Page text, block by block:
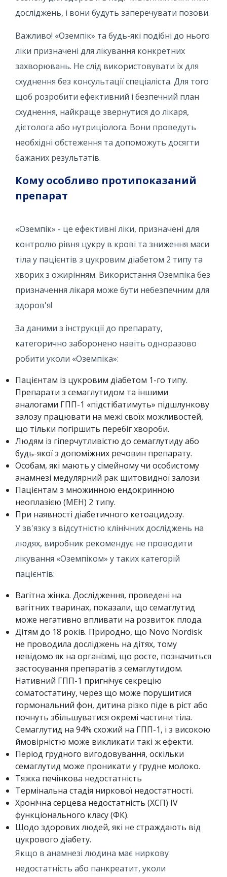
досліджень, і вони будуть заперечувати позови.
Важливо! «Оземпік» та будь-які подібні до нього
ліки призначені для лікування конкретних
захворювань. Не слід використовувати їх для
схуднення без консультації спеціаліста. Для того
щоб розробити ефективний і безпечний план
схуднення, найкраще звернутися до лікаря,
дієтолога або нутриціолога. Вони проведуть
необхідні обстеження та допоможуть досягти
бажаних результатів.
Кому особливо протипоказаний
препарат
«Оземпік» - це ефективні ліки, призначені для
контролю рівня цукру в крові та зниження маси
тіла у пацієнтів з цукровим діабетом 2 типу та
хворих з ожирінням. Використання Оземпіка без
призначення лікаря може бути небезпечним для
здоров'я!
За даними з інструкції до препарату,
категорично заборонено навіть одноразово
робити уколи «Оземпіка»:
Пацієнтам із цукровим діабетом 1-го типу.
Препарати з семаглутидом та іншими
аналогами ГПП-1 «підстібатимуть» підшлункову
залозу працювати на межі своїх можливостей,
що тільки погіршить перебіг хвороби.
Людям із гіперчутливістю до семаглутиду або
будь-якої з допоміжних речовин препарату.
Особам, які мають у сімейному чи особистому
анамнезі медулярний рак щитовидної залози.
Пацієнтам з множинною ендокринною
неоплазією (МЕН) 2 типу.
При наявності діабетичного кетоацидозу.
У зв'язку з відсутністю клінічних досліджень на
людях, виробник рекомендує не проводити
лікування «Оземпіком» у таких категорій
пацієнтів:
Вагітна жінка. Дослідження, проведені на
вагітних тваринах, показали, що семаглутид
може негативно впливати на розвиток плода.
Дітям до 18 років. Природно, що Novo Nordisk
не проводила досліджень на дітях, тому
невідомо як на організмі, що росте, позначиться
застосування препаратів з семаглутидом.
Нативний ГПП-1 пригнічує секрецію
соматостатину, через що може порушитися
гормональний фон, дитина різко піде в ріст або
почнуть збільшуватися окремі частини тіла.
Семаглутид на 94% схожий на ГПП-1, і з високою
ймовірністю може викликати такі ж ефекти.
Період грудного вигодовування, оскільки
семаглутид може проникати у грудне молоко.
Тяжка печінкова недостатність
Термінальна стадія ниркової недостатності.
Хронічна серцева недостатність (ХСП) IV
функціонального класу (ФК).
Щодо здорових людей, які не страждають від
цукрового діабету.
Якщо в анамнезі людина має ниркову
недостатність або панкреатит, уколи